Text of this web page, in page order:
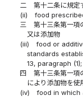
二
第十二条に規定
(ii)
food
三
第十三条第一項
又は添加物
(iii)
food or
standards
13, paragraph (1);
四
第十三条第一項
により添加物を使
(iv)
food in which